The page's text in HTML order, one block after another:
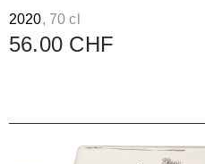
2020, 70 cl
56.00 CHF